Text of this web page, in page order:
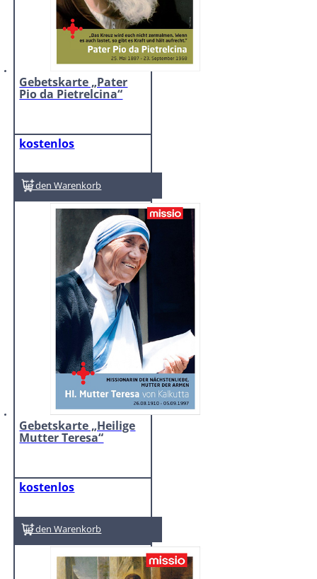
Gebetskarte „Pater
Pio da Pietrelcina“
kostenlos
In den Warenkorb
Gebetskarte „Heilige
Mutter Teresa“
kostenlos
In den Warenkorb